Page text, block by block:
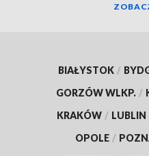
BIAŁYSTOK /
GORZÓW WLKP. /
KRAKÓW / LUBLIN
OPOLE /